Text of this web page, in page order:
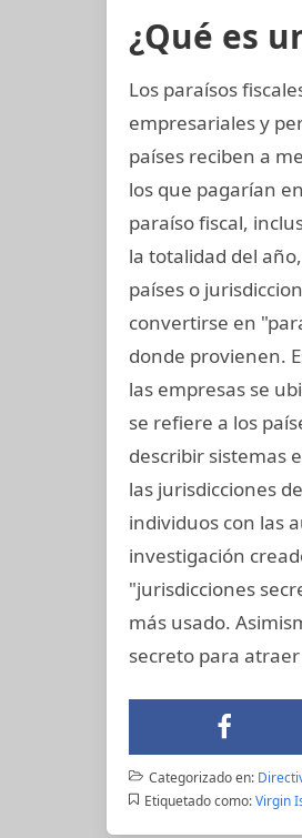
¿Qué es
Los paraísos
empresariales y
países reciben a
los que pagarían
paraíso fiscal,
la totalidad del
países o
convertirse en
donde provienen.
las empresas se
se refiere a los
describir sistemas
las jurisdicciones
individuos con las
investigación
"jurisdicciones
más usado.
secreto para
Categorizado en:
Etiquetado como: Virgin